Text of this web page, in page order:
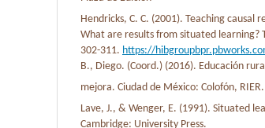
Hendricks, C. C. (2001). Teaching
What are results from situated learning?
302-311. https://
B., Diego. (Coord.) (2016). Educación
mejora. Ciudad de México: Colofón, RIER.
Lave, J., & Wenger, E. (1991). Situated
Cambridge: University Press.